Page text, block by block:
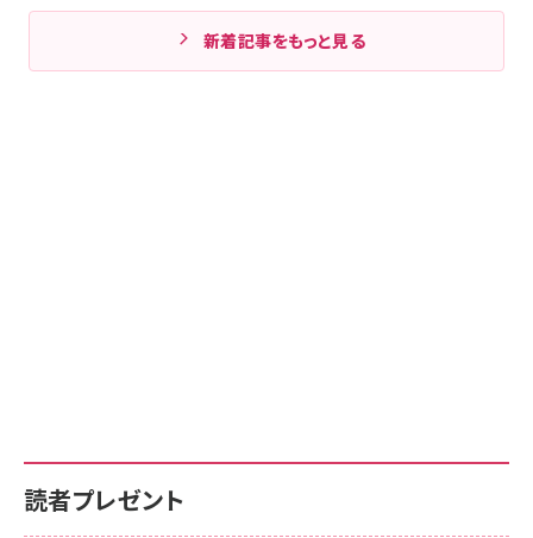
新着記事をもっと見る
読者プレゼント